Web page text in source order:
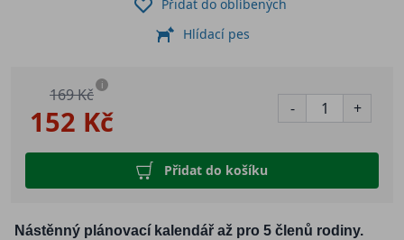
152 Kč
169 Kč i
- +
Přidat do košíku
Přidat do oblíbených
Hlídací pes
Nástěnný plánovací kalendář až pro 5 členů rodiny.